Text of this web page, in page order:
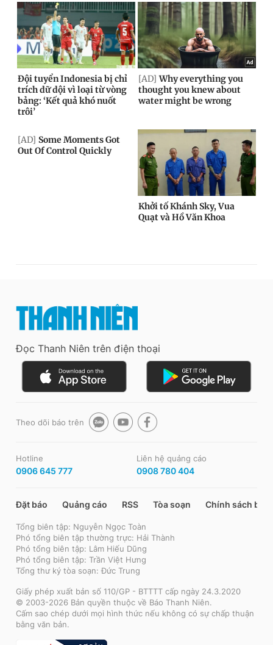
Đọc Thanh Niên trên điện thoại
Theo dõi báo trên
Hotline
0906 645 777
Liên hệ quảng cáo
0908 780 404
Đặt báo Quảng cáo RSS Tòa soạn Chính sách bảo
Tổng biên tập: Nguyễn Ngọc Toàn
Phó tổng biên tập thường trực: Hải Thành
Phó tổng biên tập: Lâm Hiếu Dũng
Phó tổng biên tập: Trần Việt Hưng
Tổng thư ký tòa soạn: Đức Trung
Giấy phép xuất bản số 110/GP - BTTTT cấp ngày 24.3.2020
© 2003-2026 Bản quyền thuộc về Báo Thanh Niên.
Cấm sao chép dưới mọi hình thức nếu không có sự chấp thuận
bằng văn bản.